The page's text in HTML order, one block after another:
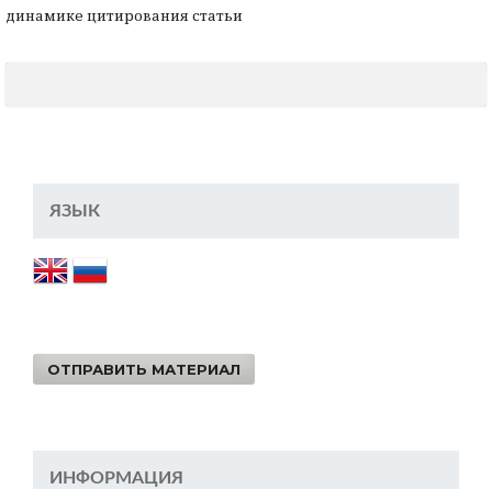
динамике цитирования статьи
ЯЗЫК
ОТПРАВИТЬ МАТЕРИАЛ
ИНФОРМАЦИЯ